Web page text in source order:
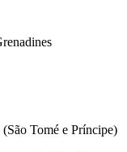
Tomé e Príncipe)